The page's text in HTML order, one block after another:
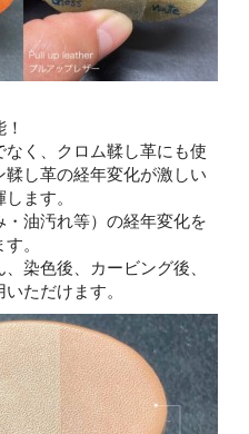
く、クロム鞣し革にも使
し革の経年変化が激しい
ます。
油汚れ等）の経年変化を
。
染色後、カービング後、
ただけます。